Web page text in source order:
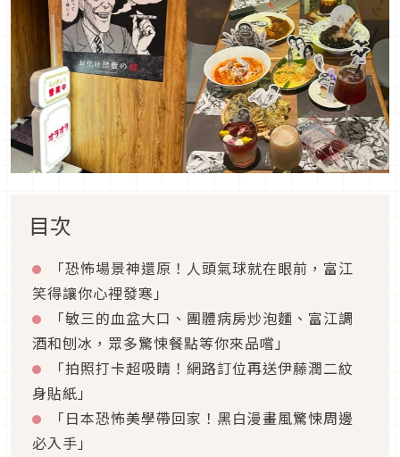
目次
「恐怖場景神還原！人頭氣球就在眼前，富江
笑得讓你心裡發寒」
「敏三的血盆大口、團體病房炒泡麵、富江調
酒和刨冰，眾多驚悚餐點等你來品嚐」
「拍照打卡超吸睛！網路訂位再送伊藤潤二紋
身貼紙」
「日本恐怖美學帶回家！黑白漫畫風驚悚周邊
必入手」